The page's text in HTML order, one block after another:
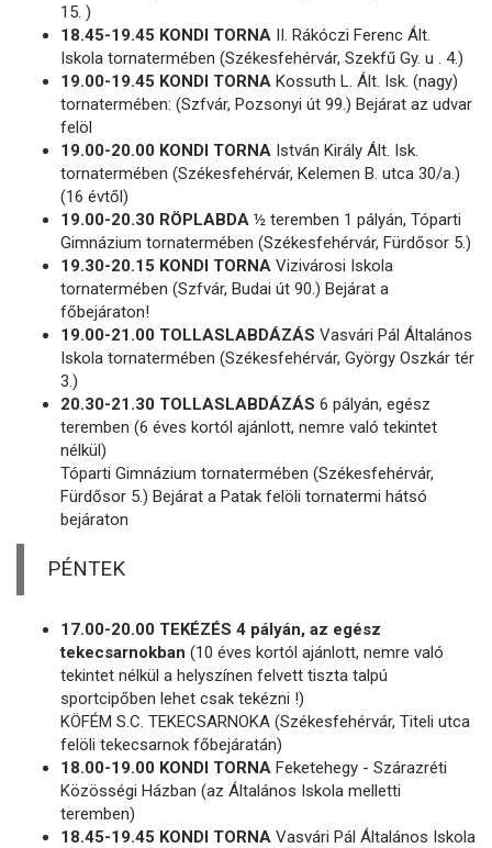
15. )
18.45-19.45 KONDI TORNA II. Rákóczi Ferenc Ált.
Iskola tornatermében (Székesfehérvár, Szekfű Gy. u . 4.)
19.00-19.45 KONDI TORNA Kossuth L. Ált. Isk. (nagy)
tornatermében: (Szfvár, Pozsonyi út 99.) Bejárat az udvar
felöl
19.00-20.00 KONDI TORNA István Király Ált. Isk.
tornatermében (Székesfehérvár, Kelemen B. utca 30/a.)
(16 évtől)
19.00-20.30 RÖPLABDA ½ teremben 1 pályán, Tóparti
Gimnázium tornatermében (Székesfehérvár, Fürdősor 5.)
19.30-20.15 KONDI TORNA Vizivárosi Iskola
tornatermében (Szfvár, Budai út 90.) Bejárat a
főbejáraton!
19.00-21.00 TOLLASLABDÁZÁS Vasvári Pál Általános
Iskola tornatermében (Székesfehérvár, György Oszkár tér
3.)
20.30-21.30 TOLLASLABDÁZÁS 6 pályán, egész
teremben (6 éves kortól ajánlott, nemre való tekintet
nélkül)
Tóparti Gimnázium tornatermében (Székesfehérvár,
Fürdősor 5.) Bejárat a Patak felöli tornatermi hátsó
bejáraton
PÉNTEK
17.00-20.00 TEKÉZÉS 4 pályán, az egész
tekecsarnokban (10 éves kortól ajánlott, nemre való
tekintet nélkül a helyszínen felvett tiszta talpú
sportcipőben lehet csak tekézni !)
KÖFÉM S.C. TEKECSARNOKA (Székesfehérvár, Titeli utca
felöli tekecsarnok főbejáratán)
18.00-19.00 KONDI TORNA Feketehegy - Szárazréti
Közösségi Házban (az Általános Iskola melletti
teremben)
18.45-19.45 KONDI TORNA Vasvári Pál Általános Iskola